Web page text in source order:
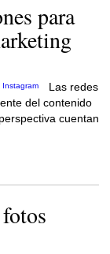
para
Las redes
del contenido
cuentan